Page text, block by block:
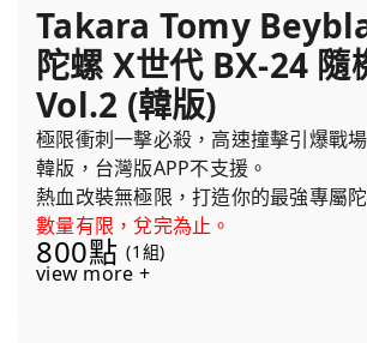
Takara Tomy
陀螺 X世代 BX-24 隨
Vol.2 (韓版)
極限衝刺一擊必殺，高速撞擊引爆戰場
韓版，台灣版APP不支援。
熱血改裝無極限，打造你的最強專屬
數量有限，兌完為止。
800點 (1組)
view more +